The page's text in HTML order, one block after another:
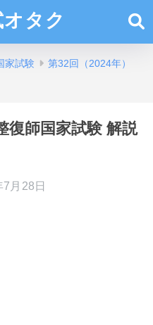
オタク
家試験 第32回（2024年）
復師国家試験 解説
月28日